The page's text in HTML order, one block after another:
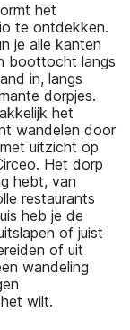
het
te ontdekken.
je alle kanten
boottocht langs
in, langs
dorpjes.
het
wandelen door
uitzicht op
Het dorp
hebt, van
restaurants
heb je de
of juist
of uit
wandeling
wilt.